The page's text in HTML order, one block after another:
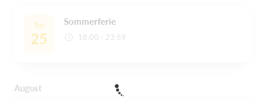
Tor
25
Sommerferie
18:00 - 23:59
August